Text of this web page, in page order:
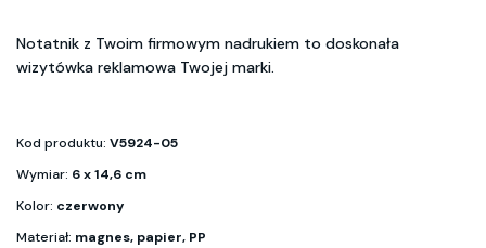
Notatnik z Twoim firmowym nadrukiem to doskonała
wizytówka reklamowa Twojej marki.
Kod produktu: V5924-05
Wymiar: 6 x 14,6 cm
Kolor: czerwony
Materiał: magnes, papier, PP